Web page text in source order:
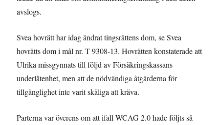
avslogs.
Svea hovrätt har idag ändrat tingsrättens dom, se Svea
hovrätts dom i mål nr. T 9308-13. Hovrätten konstaterade att
Ulrika missgynnats till följd av Försäkringskassans
underlåtenhet, men att de nödvändiga åtgärderna för
tillgänglighet inte varit skäliga att kräva.
Parterna var överens om att ifall WCAG 2.0 hade följts så